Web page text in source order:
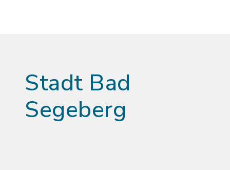
Stadt Bad
Segeberg